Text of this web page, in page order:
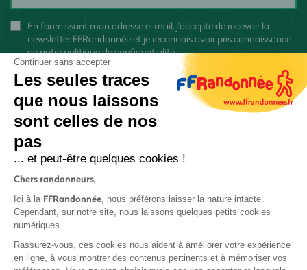
En fournissant mon adresse e-mail, j'accepte de recevoir la
newsletter FFRandonnée et je reconnais avoir pris connaissance
denotre politique de confidentialité
Protection des données
Continuer sans accepter
Les seules traces
que nous laissons
sont celles de nos
pas
... et peut-être quelques cookies !
Chers randonneurs,
Ici à la FFRandonnée, nous préférons laisser la nature intacte.
Cependant, sur notre site, nous laissons quelques petits cookies
numériques.
Rassurez-vous, ces cookies nous aident à améliorer votre expérience
en ligne, à vous montrer des contenus pertinents et à mémoriser vos